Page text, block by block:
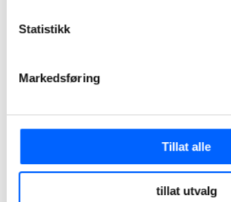
Statistikk
Markedsføring
Tillat alle
tillat utvalg